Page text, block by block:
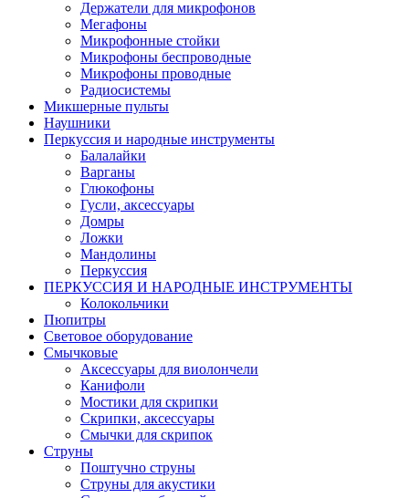
Держатели для микрофонов
Мегафоны
Микрофонные стойки
Микрофоны беспроводные
Микрофоны проводные
Радиосистемы
Микшерные пульты
Наушники
Перкуссия и народные инструменты
Балалайки
Варганы
Глюкофоны
Гусли, аксессуары
Домры
Ложки
Мандолины
Перкуссия
ПЕРКУССИЯ И НАРОДНЫЕ ИНСТРУМЕНТЫ
Колокольчики
Пюпитры
Световое оборудование
Смычковые
Аксессуары для виолончели
Канифоли
Мостики для скрипки
Скрипки, аксессуары
Смычки для скрипок
Струны
Поштучно струны
Струны для акустики